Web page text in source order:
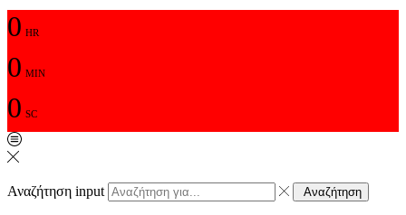
0 HR
0 MIN
0 SC
Αναζήτηση input Αναζήτηση